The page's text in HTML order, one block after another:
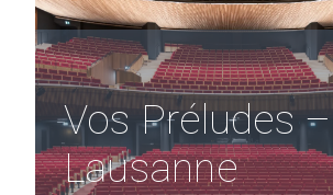
Vos Préludes –
Lausanne